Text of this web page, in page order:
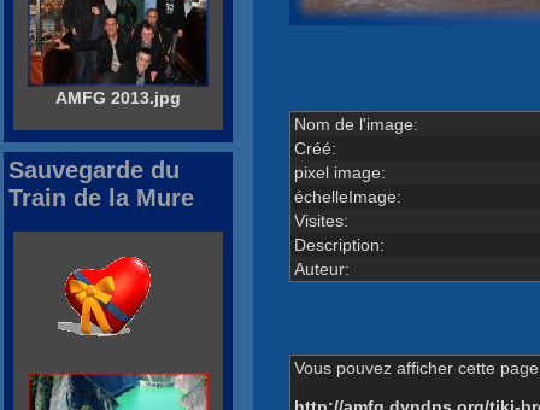
Nom de l'image:
Créé:
pixel image:
échelleImage:
Visites:
Description:
Auteur:
Vous pouvez afficher cette
AMFG 2013.jpg
Sauvegarde du
Train de la Mure